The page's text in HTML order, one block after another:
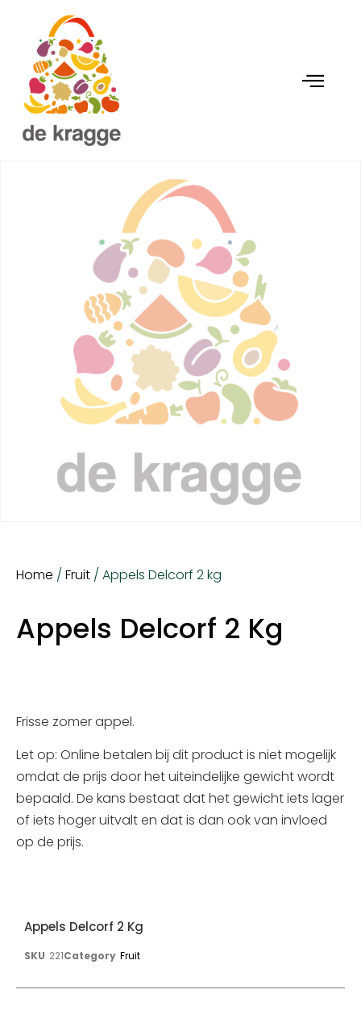
Home / Fruit / Appels Delcorf 2 kg
Appels Delcorf 2 Kg
Frisse zomer appel.
Let op: Online betalen bij dit product is niet mogelijk
omdat de prijs door het uiteindelijke gewicht wordt
bepaald. De kans bestaat dat het gewicht iets lager
of iets hoger uitvalt en dat is dan ook van invloed
op de prijs.
Appels Delcorf 2 Kg
SKU 221Category Fruit